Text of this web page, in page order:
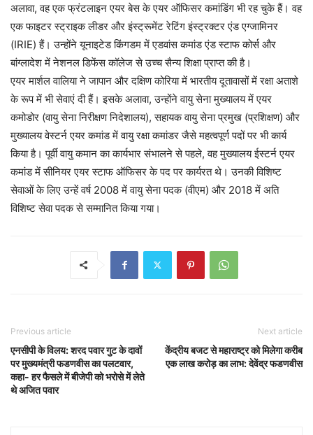
अलावा, वह एक फ्रंटलाइन एयर बेस के एयर ऑफिसर कमांडिंग भी रह चुके हैं। वह
एक फाइटर स्ट्राइक लीडर और इंस्ट्रूमेंट रेटिंग इंस्ट्रक्टर एंड एग्जामिनर
(IRIE) हैं। उन्होंने यूनाइटेड किंगडम में एडवांस कमांड एंड स्टाफ कोर्स और
बांग्लादेश में नेशनल डिफेंस कॉलेज से उच्च सैन्य शिक्षा प्राप्त की है।
एयर मार्शल वालिया ने जापान और दक्षिण कोरिया में भारतीय दूतावासों में रक्षा अताशे
के रूप में भी सेवाएं दी हैं। इसके अलावा, उन्होंने वायु सेना मुख्यालय में एयर
कमोडोर (वायु सेना निरीक्षण निदेशालय), सहायक वायु सेना प्रमुख (प्रशिक्षण) और
मुख्यालय वेस्टर्न एयर कमांड में वायु रक्षा कमांडर जैसे महत्वपूर्ण पदों पर भी कार्य
किया है। पूर्वी वायु कमान का कार्यभार संभालने से पहले, वह मुख्यालय ईस्टर्न एयर
कमांड में सीनियर एयर स्टाफ ऑफिसर के पद पर कार्यरत थे। उनकी विशिष्ट
सेवाओं के लिए उन्हें वर्ष 2008 में वायु सेना पदक (वीएम) और 2018 में अति
विशिष्ट सेवा पदक से सम्मानित किया गया।
Previous article
एनसीपी के विलय: शरद पवार गुट के दावों
पर मुख्यमंत्री फडणवीस का पलटवार,
कहा- हर फैसले में बीजेपी को भरोसे में लेते
थे अजित पवार
Next article
केंद्रीय बजट से महाराष्ट्र को मिलेगा करीब
एक लाख करोड़ का लाभ: देवेंद्र फडणवीस